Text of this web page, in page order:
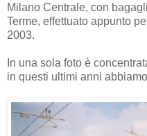
Milano Centrale, con
Terme, effettuato appunto
2003.
In una sola foto è
in questi ultimi anni